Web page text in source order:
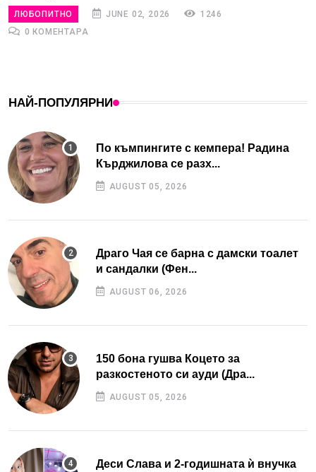
ЛЮБОПИТНО JUNE 02, 2026
1246
0 КОМЕНТАРА
НАЙ-ПОПУЛЯРНИ
По къмпингите с кемпера! Радина
Кърджилова се разх...
AUGUST 05, 2026
Драго Чая се барна с дамски тоалет
и сандалки (Фен...
AUGUST 06, 2026
150 бона гушва Коцето за
разкостеното си ауди (Дра...
AUGUST 05, 2026
Деси Слава и 2-годишната ѝ внучка